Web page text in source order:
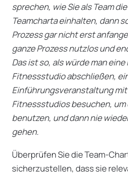
sprechen, wie Sie als Team
Teamcharta einhalten, dann
Prozess gar nicht erst
ganze Prozess nutzlos und
Das ist so, als würde man
Fitnessstudio abschließen,
Einführungsveranstaltung
Fitnessstudios besuchen, um
benutzen, und dann nie
gehen.
Überprüfen Sie die Team-
sicherzustellen, dass sie